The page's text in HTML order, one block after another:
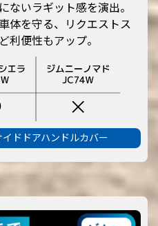
ないラギット感を演出。
体を守る、リクエストス
利便性もアップ。
ドドアハンドルカバー